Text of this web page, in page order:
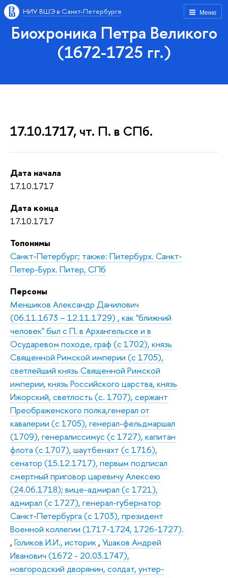
Меню
НИУ ВШЭ в Санкт-Петербурге
Биохроника Петра Великого
(1672-1725 гг.)
17.10.1717, чт. П. в СПб.
Дата начала
17.10.1717
Дата конца
17.10.1717
Топонимы
Санкт-Петербург; также: Питербурх. Санкт-
Петер-Бурх. Питер, СПб
Персоны
Меншиков Александр Данилович
(06.11.1673 – 12.11.1729) , как "ближний
человек" был с П. в Архангельске и в
Осударевом походе, граф (с 1702), князь
Священной Римской империи (с 1705),
светлейший князь Священной Римской
империи, князь Российского царства, князь
Ижорский, светлость (с. 1707), сержант
Преображенского полка,генерал от
кавалерии (с 1705), генерал-фельдмаршал
(1709), генералиссимус (с 1727), капитан
флота (с 1707), шаутбенахт (с 1716),
сенатор (15.12.1717), первым подписал
смертный приговор царевичу Алексею
(24.06.1718); вице-адмирал (с 1721),
адмирал (с 1727), генерал-губернатор
Санкт-Петербурга (с 1703), президент
Военной коллегии (1717-1724, 1726-1727).
, Голиков И.И., историк , Ушаков Андрей
Иванович (1672 - 20.03.1747),
новгородский дворянин, солдат, унтер-